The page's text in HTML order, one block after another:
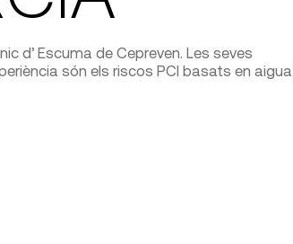
d’ Escuma de Cepreven. Les seves
són els riscos PCI basats en